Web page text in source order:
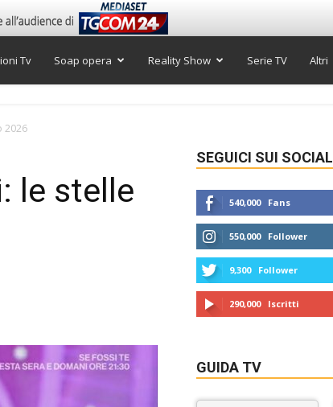
Tv Soap opera Reality Show Serie TV Altri
2026
le stelle
SEGUICI SUI SOCIAL
540,000 Fans
550,000 Follower
9,300 Follower
290,000 Iscritti
GUIDA TV